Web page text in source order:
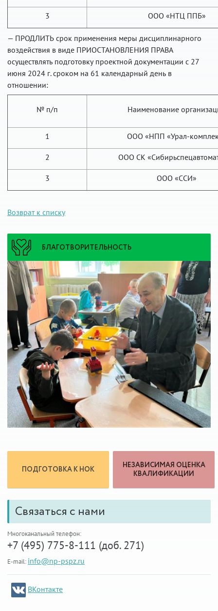
3 ООО «НТЦ ППБ»
— ПРОДЛИТЬ срок применения меры дисциплинарного
воздействия в виде ПРИОСТАНОВЛЕНИЯ ПРАВА
осуществлять подготовку проектной документации с 27
июня 2024 г. сроком на 61 календарный день в
отношении:
№ п/п Наименование
1 ООО «НПП «Урал-
2 ООО СК
3 ООО «ССИ»
Возврат к списку
БЛАГОТВОРИТЕЛЬНОСТЬ
ПОДГОТОВКА К НОК
НЕЗАВИСИМАЯ ОЦЕНКА
КВАЛИФИКАЦИИ
Связаться с нами
Многоканальный телефон:
+7 (495) 775-8-111 (доб. 271)
E-mail: info@np-pspz.ru
ВКонтакте